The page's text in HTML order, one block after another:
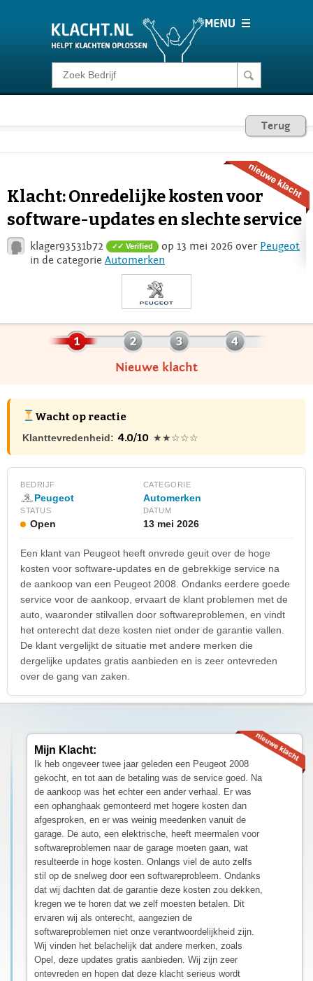
Klacht melden
Consumentenrecht
Voor Bedrijven
Login
Terug
Klacht: Onredelijke kosten voor
software-updates en slechte service
klager93531b72 ✓ Verified op 13 mei 2026 over Peugeot
in de categorie Automerken
Nieuwe klacht
Wacht op reactie
Klanttevredenheid: 4.0/10 ★★☆☆☆
BEDRIJF
Peugeot
CATEGORIE
Automerken
STATUS
Open
DATUM
13 mei 2026
Een klant van Peugeot heeft onvrede geuit over de hoge
kosten voor software-updates en de gebrekkige service na
de aankoop van een Peugeot 2008. Ondanks eerdere goede
service voor de aankoop, ervaart de klant problemen met de
auto, waaronder stilvallen door softwareproblemen, en vindt
het onterecht dat deze kosten niet onder de garantie vallen.
De klant vergelijkt de situatie met andere merken die
dergelijke updates gratis aanbieden en is zeer ontevreden
over de gang van zaken.
Mijn Klacht:
Ik heb ongeveer twee jaar geleden een Peugeot 2008
gekocht, en tot aan de betaling was de service goed. Na
de aankoop was het echter een ander verhaal. Er was
een ophanghaak gemonteerd met hogere kosten dan
afgesproken, en er was weinig meedenken vanuit de
garage. De auto, een elektrische, heeft meermalen voor
softwareproblemen naar de garage moeten gaan, wat
resulteerde in hoge kosten. Onlangs viel de auto zelfs
stil op de snelweg door een softwareprobleem. Ondanks
dat wij dachten dat de garantie deze kosten zou dekken,
kregen we te horen dat we zelf moesten betalen. Dit
ervaren wij als onterecht, aangezien de
softwareproblemen niet onze verantwoordelijkheid zijn.
Wij vinden het belachelijk dat andere merken, zoals
Opel, deze updates gratis aanbieden. Wij zijn zeer
ontevreden en hopen dat deze klacht serieus wordt